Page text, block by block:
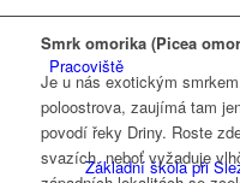
Pracoviště
Základní škola při
Smrk omorika (Picea
Je u nás exotickým
poloostrova, zaujímá tam
povodí řeky Driny. Roste
svazích, neboť vyžaduje